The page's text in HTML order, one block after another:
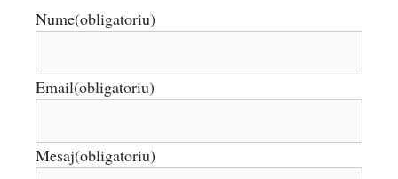
Nume(obligatoriu)
Email(obligatoriu)
Mesaj(obligatoriu)